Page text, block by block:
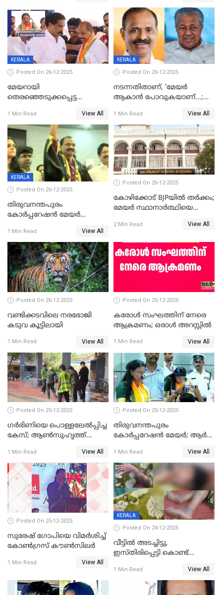
KERALA
Posted On 26-12-2025
മേയറായി
തെരഞ്ഞെടുക്കപ്പെട്ട
ആദ്യ വോട്ട് അസാധു; കണ്ണൂർ
ഡെപ്യൂട്ടി മേയർ സ്ഥാനത്ത്
താഹിറിന് വിജയം
1 Min Read View All
KERALA
Posted On 26-12-2025
നടന്നതിതാണ്, ‘മേയർ
ആകാൻ പോവുകയാണ്...;
മുഖ്യമന്ത്രിയുടെ ഓഫീസ്
തന്നെ വിശദീകരിയ്ക്കുന്നു;
സത്യമിതാണ്
1 Min Read View All
KERALA
Posted On 26-12-2025
തിരുവനന്തപുരം
കോര്‍പ്പറേഷന്‍ മേയര്‍
ഹൈക്കോടതിയിലേക്ക്;
സത്യപ്രതിജ്ഞ ചടങ്ങില്‍
ചട്ടലംഘനമെന്ന് പാർട്ടി
1 Min Read View All
Posted On 26-12-2025
കോഴിക്കോട് BJPയിൽ തർക്കം;
മേയർ സ്ഥാനാർത്ഥിയെ
2 Min Read View All
Posted On 26-12-2025
വണ്ടിക്കടവിലെ നരഭോജി
കടുവ കൂട്ടിലായി
1 Min Read View All
Posted On 25-12-2025
കരോള്‍ സംഘത്തിന് നേരെ
ആക്രമണം; ഒരാള്‍ അറസ്റ്റില്‍
1 Min Read View All
Posted On 25-12-2025
ഗര്‍ഭിണിയെ പൊള്ളലേല്‍പ്പിച്ച
കേസ്; ആണ്‍സുഹൃത്ത്
1 Min Read View All
Posted On 25-12-2025
തിരുവനന്തപുരം
കോര്‍പ്പറേഷന്‍ മേയർ; ആര്‍
1 Min Read View All
Posted On 25-12-2025
സുരേഷ് ഗോപിയെ വിമര്‍ശിച്ച്
കോണ്‍ഗ്രസ് കൗണ്‍സിലര്‍
1 Min Read View All
KERALA
Posted On 24-12-2025
വീട്ടിൽ അടച്ചിട്ടു,
ഇസ്തിരിപ്പെട്ടി കൊണ്ട്
ഗർഭിണിയായ യുവതിക്ക് ക്രൂര
1 Min Read View All